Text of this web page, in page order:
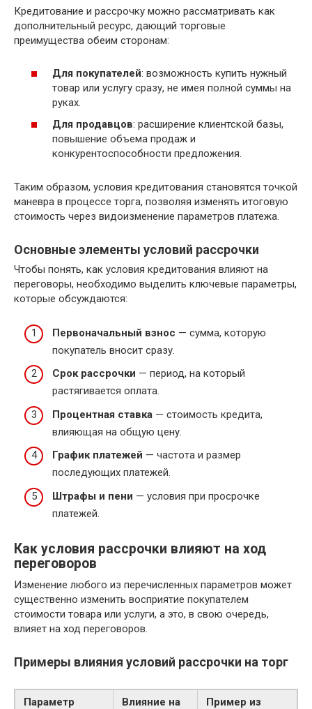
Кредитование и рассрочку можно рассматривать как
дополнительный ресурс, дающий торговые
преимущества обеим сторонам:
Для покупателей: возможность купить нужный
товар или услугу сразу, не имея полной суммы на
руках.
Для продавцов: расширение клиентской базы,
повышение объема продаж и
конкурентоспособности предложения.
Таким образом, условия кредитования становятся точкой
маневра в процессе торга, позволяя изменять итоговую
стоимость через видоизменение параметров платежа.
Основные элементы условий рассрочки
Чтобы понять, как условия кредитования влияют на
переговоры, необходимо выделить ключевые параметры,
которые обсуждаются:
Первоначальный взнос — сумма, которую
покупатель вносит сразу.
Срок рассрочки — период, на который
растягивается оплата.
Процентная ставка — стоимость кредита,
влияющая на общую цену.
График платежей — частота и размер
последующих платежей.
Штрафы и пени — условия при просрочке
платежей.
Как условия рассрочки влияют на ход
переговоров
Изменение любого из перечисленных параметров может
существенно изменить восприятие покупателем
стоимости товара или услуги, а это, в свою очередь,
влияет на ход переговоров.
Примеры влияния условий рассрочки на торг
Параметр
Влияние на
Пример из